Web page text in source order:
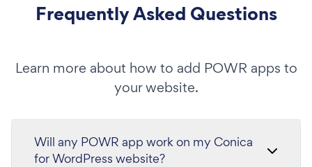
Frequently Asked Questions
Learn more about how to add POWR apps to
your website.
Will any POWR app work on my Conica
for WordPress website?